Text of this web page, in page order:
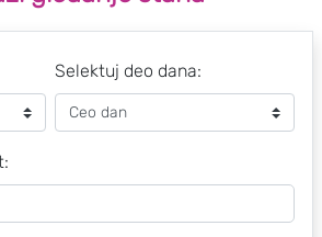
Selektuj deo dana: